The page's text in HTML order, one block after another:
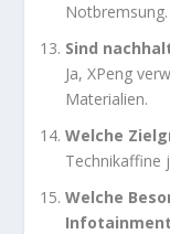
Notbremsung.
Sind
Ja, XPeng
Materialien.
Welche
Technikaffine
Welche